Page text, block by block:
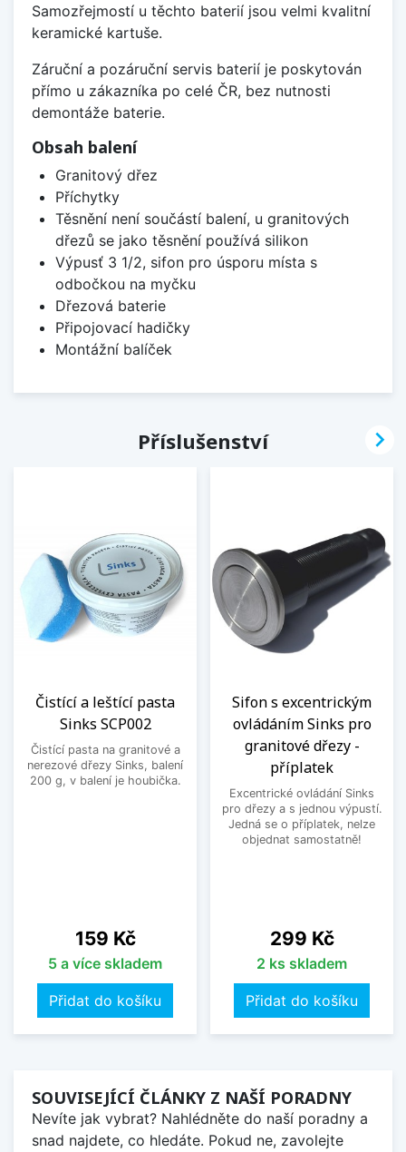
Samozřejmostí u těchto baterií jsou velmi kvalitní
keramické kartuše.
Záruční a pozáruční servis baterií je poskytován
přímo u zákazníka po celé ČR, bez nutnosti
demontáže baterie.
Obsah balení
Granitový dřez
Příchytky
Těsnění není součástí balení, u granitových
dřezů se jako těsnění používá silikon
Výpusť 3 1/2, sifon pro úsporu místa s
odbočkou na myčku
Dřezová baterie
Připojovací hadičky
Montážní balíček
Příslušenství
Čistící a leštící pasta
Sinks SCP002
Čistící pasta na granitové a
nerezové dřezy Sinks, balení
200 g, v balení je houbička.
Cena
159 Kč
5 a více skladem
Přidat do košíku
Sifon s excentrickým
ovládáním Sinks pro
granitové dřezy -
příplatek
Excentrické ovládání Sinks
pro dřezy a s jednou výpustí.
Jedná se o příplatek, nelze
objednat samostatně!
Cena
299 Kč
2 ks skladem
Přidat do košíku

SOUVISEJÍCÍ ČLÁNKY Z NAŠÍ PORADNY
Nevíte jak vybrat? Nahlédněte do naší poradny a
snad najdete, co hledáte. Pokud ne, zavolejte